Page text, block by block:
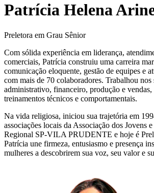
Patrícia Helena
Preletora em Grau Sênior
Com sólida experiência em liderança,
comerciais, Patrícia construiu uma carreira
comunicação eloquente, gestão de equipes e
com mais de 70 colaboradores. Trabalhou nos
administrativo, financeiro, produção e
treinamentos técnicos e comportamentais.
Na vida religiosa, iniciou sua trajetória em
associações locais da Associação dos Jovens
Regional SP-VILA PRUDENTE e hoje é
Patrícia une firmeza, entusiasmo e presença
mulheres a descobrirem sua voz, seu valor e